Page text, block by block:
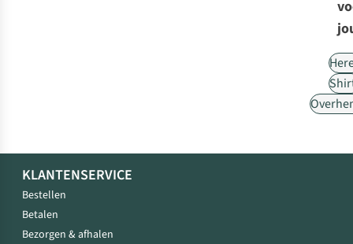
KLANTENSERVICE
Bestellen
Betalen
Bezorgen & afhalen